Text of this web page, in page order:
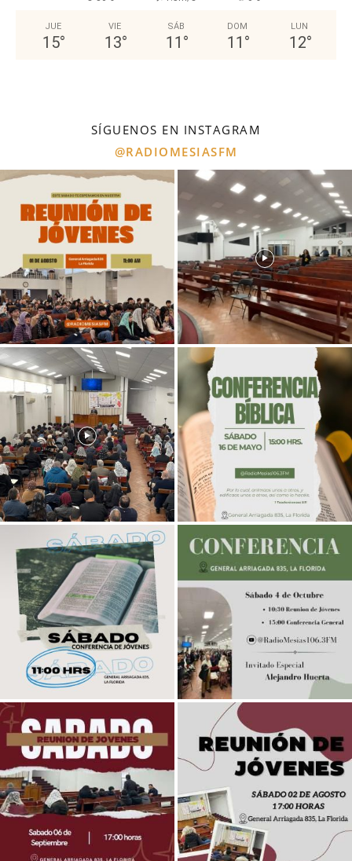
JUE
15°
VIE
13°
SÁB
11 °
DOM
11 °
LUN
12°
SÍGUENOS EN INSTAGRAM
@RADIOMESIASFM